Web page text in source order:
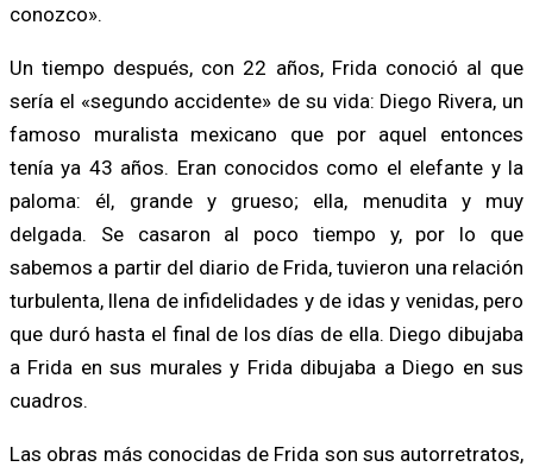
conozco».
Un tiempo después, con 22 años, Frida conoció al que
sería el «segundo accidente» de su vida: Diego Rivera, un
famoso muralista mexicano que por aquel entonces
tenía ya 43 años. Eran conocidos como el elefante y la
paloma: él, grande y grueso; ella, menudita y muy
delgada. Se casaron al poco tiempo y, por lo que
sabemos a partir del diario de Frida, tuvieron una relación
turbulenta, llena de infidelidades y de idas y venidas, pero
que duró hasta el final de los días de ella. Diego dibujaba
a Frida en sus murales y Frida dibujaba a Diego en sus
cuadros.
Las obras más conocidas de Frida son sus autorretratos,